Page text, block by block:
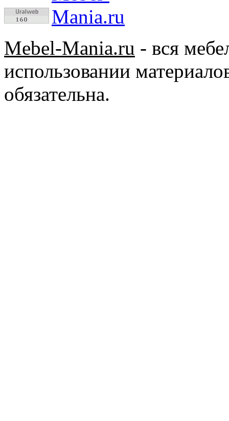
Mebel-Mania.ru - вся
использовании
обязательна.